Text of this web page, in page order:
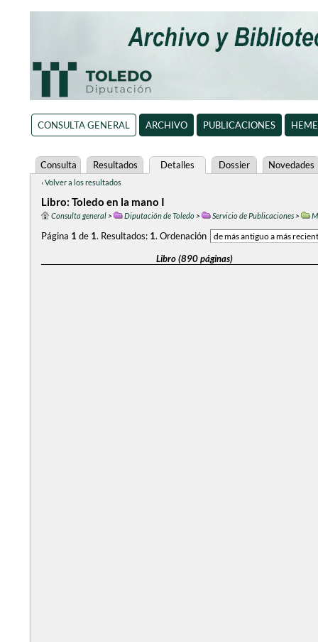
CONSULTA GENERAL ARCHIVO PUBLICACIONES
Consulta Resultados Detalles Dossier Novedades
‹ Volver a los resultados
Libro: Toledo en la mano I
Consulta general> Diputación de Toledo> Servicio de Publicaciones>
Página 1 de 1. Resultados: 1. Ordenación
Libro (890 páginas)